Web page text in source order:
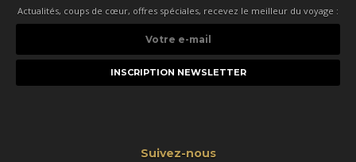
Actualités, coups de cœur, offres spéciales, recevez le meilleur du voyage :
e-
Suivez-nous